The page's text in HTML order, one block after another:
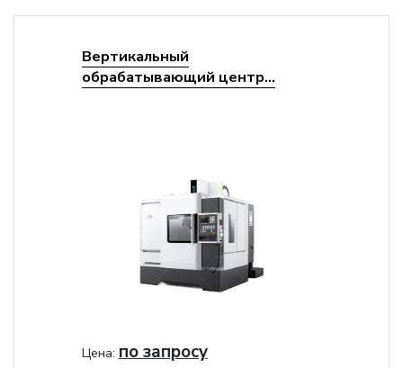
Вертикальный
обрабатывающий центр...
Цена: по запросу